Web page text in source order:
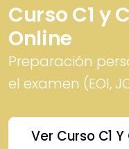
Curso C1 y
Online
Preparación
el examen (EOI,
Ver Curso C1